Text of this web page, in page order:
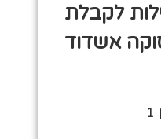
לקבלת
אשדוד